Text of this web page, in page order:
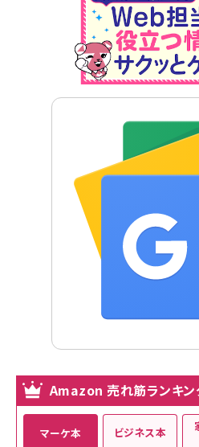
Amazon 売れ筋ランキン
マーケ本 ビジネス本